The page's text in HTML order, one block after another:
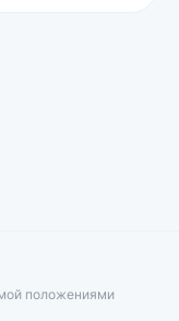
положениями